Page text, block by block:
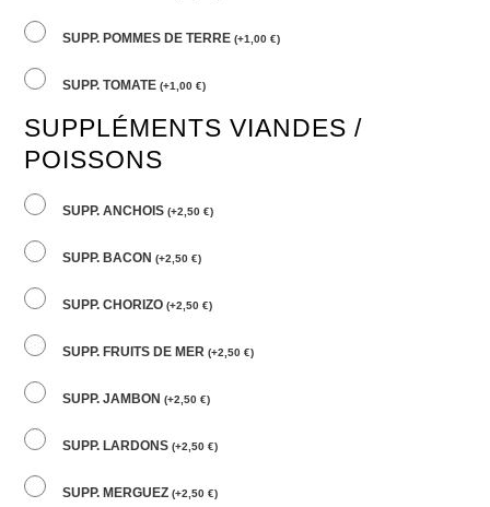
SUPP. POMMES DE TERRE(+1,00€)
SUPP. TOMATE(+1,00€)
SUPPLÉMENTS VIANDES /
POISSONS
SUPP. ANCHOIS(+2,50€)
SUPP. BACON(+2,50€)
SUPP. CHORIZO(+2,50€)
SUPP. FRUITS DE MER(+2,50€)
SUPP. JAMBON(+2,50€)
SUPP. LARDONS(+2,50€)
SUPP. MERGUEZ(+2,50€)